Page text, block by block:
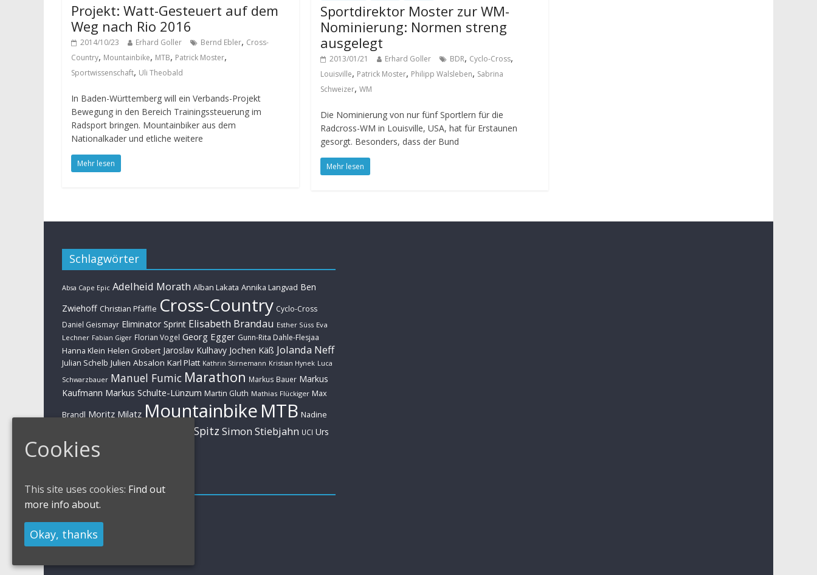
Projekt: Watt-Gesteuert auf dem
Weg nach Rio 2016
2014/10/23 Erhard Goller Bernd Ebler, Cross-
Country, Mountainbike, MTB, Patrick Moster,
Sportwissenschaft, Uli Theobald
In Baden-Württemberg will ein Verbands-Projekt
Bewegung in den Bereich Trainingssteuerung im
Radsport bringen. Mountainbiker aus dem
Nationalkader und etliche weitere
Mehr lesen
Sportdirektor Moster zur WM-
Nominierung: Normen streng
ausgelegt
2013/01/21 Erhard Goller BDR, Cyclo-Cross,
Louisville, Patrick Moster, Philipp Walsleben, Sabrina
Schweizer,WM
Die Nominierung von nur fünf Sportlern für die
Radcross-WM in Louisville, USA, hat für Erstaunen
gesorgt. Besonders, dass der Bund
Mehr lesen
Schlagwörter
Absa Cape Epic Adelheid Morath Alban Lakata Annika Langvad Ben
Zwiehoff Christian Pfäffle Cross-Country Cyclo-Cross
Daniel Geismayr Eliminator Sprint Elisabeth Brandau Esther Süss Eva
Lechner Fabian Giger Florian Vogel Georg Egger Gunn-Rita Dahle-Flesjaa
Hanna Klein Helen Grobert Jaroslav Kulhavy Jochen Käß Jolanda Neff
Julian Schelb Julien Absalon Karl Platt Kathrin Stirnemann Kristian Hynek Luca
Schwarzbauer Manuel Fumic Marathon Markus Bauer Markus
Kaufmann Markus Schulte-Lünzum Martin Gluth Mathias Flückiger Max
Brandl Moritz Milatz Mountainbike MTB Nadine
Sabine Spitz Simon Stiebjahn UCI Urs
Huber
Impressum
Impressum / Kontakt
Datenschutzerklärung
Cookies Policy
Cookies
This site uses cookies: Find out
more info about.
Okay, thanks